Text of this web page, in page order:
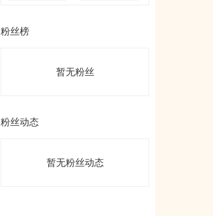
粉丝榜
暂无粉丝
粉丝动态
暂无粉丝动态